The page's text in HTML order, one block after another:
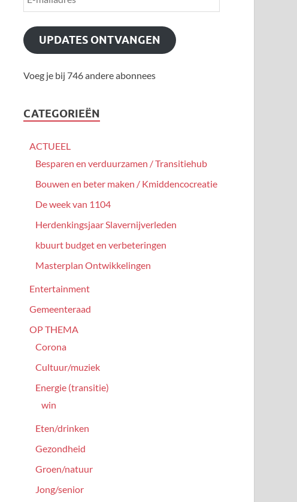
UPDATES ONTVANGEN
Voeg je bij 746 andere abonnees
CATEGORIEËN
ACTUEEL
Besparen en verduurzamen / Transitiehub
Bouwen en beter maken / Kmiddencocreatie
De week van 1104
Herdenkingsjaar Slavernijverleden
kbuurt budget en verbeteringen
Masterplan Ontwikkelingen
Entertainment
Gemeenteraad
OP THEMA
Corona
Cultuur/muziek
Energie (transitie)
win
Eten/drinken
Gezondheid
Groen/natuur
Jong/senior